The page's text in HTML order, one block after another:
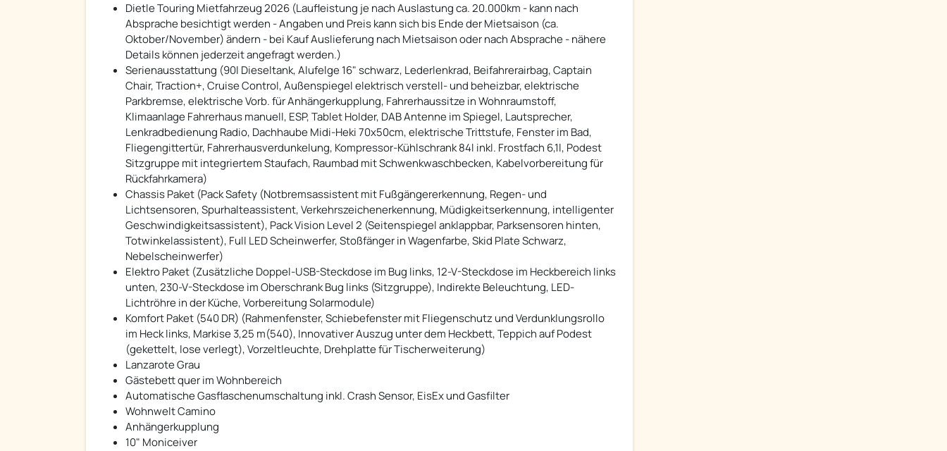
Dietle Touring Mietfahrzeug 2026 (Laufleistung je nach Auslastung ca. 20.000km - kann nach
Absprache besichtigt werden - Angaben und Preis kann sich bis Ende der Mietsaison (ca.
Oktober/November) ändern - bei Kauf Auslieferung nach Mietsaison oder nach Absprache - nähere
Details können jederzeit angefragt werden.)
Serienausstattung (90l Dieseltank, Alufelge 16" schwarz, Lederlenkrad, Beifahrerairbag, Captain
Chair, Traction+, Cruise Control, Außenspiegel elektrisch verstell- und beheizbar, elektrische
Parkbremse, elektrische Vorb. für Anhängerkupplung, Fahrerhaussitze in Wohnraumstoff,
Klimaanlage Fahrerhaus manuell, ESP, Tablet Holder, DAB Antenne im Spiegel, Lautsprecher,
Lenkradbedienung Radio, Dachhaube Midi-Heki 70x50cm, elektrische Trittstufe, Fenster im Bad,
Fliegengittertür, Fahrerhausverdunkelung, Kompressor-Kühlschrank 84l inkl. Frostfach 6,1l, Podest
Sitzgruppe mit integriertem Staufach, Raumbad mit Schwenkwaschbecken, Kabelvorbereitung für
Rückfahrkamera)
Chassis Paket (Pack Safety (Notbremsassistent mit Fußgängererkennung, Regen- und
Lichtsensoren, Spurhalteassistent, Verkehrszeichenerkennung, Müdigkeitserkennung, intelligenter
Geschwindigkeitsassistent), Pack Vision Level 2 (Seitenspiegel anklappbar, Parksensoren hinten,
Totwinkelassistent), Full LED Scheinwerfer, Stoßfänger in Wagenfarbe, Skid Plate Schwarz,
Nebelscheinwerfer)
Elektro Paket (Zusätzliche Doppel-USB-Steckdose im Bug links, 12-V-Steckdose im Heckbereich links
unten, 230-V-Steckdose im Oberschrank Bug links (Sitzgruppe), Indirekte Beleuchtung, LED-
Lichtröhre in der Küche, Vorbereitung Solarmodule)
Komfort Paket (540 DR) (Rahmenfenster, Schiebefenster mit Fliegenschutz und Verdunklungsrollo
im Heck links, Markise 3,25 m(540), Innovativer Auszug unter dem Heckbett, Teppich auf Podest
(gekettelt, lose verlegt), Vorzeltleuchte, Drehplatte für Tischerweiterung)
Lanzarote Grau
Gästebett quer im Wohnbereich
Automatische Gasflaschenumschaltung inkl. Crash Sensor, EisEx und Gasfilter
Wohnwelt Camino
Anhängerkupplung
10" Moniceiver